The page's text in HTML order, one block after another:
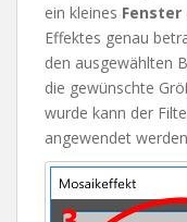
ein kleines Fenster
Effektes genau
den ausgewählten
die gewünschte
wurde kann der
angewendet